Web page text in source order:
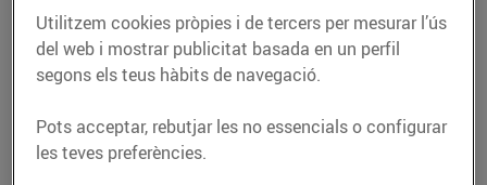
estat substituïdes per sobres de paper
100% compostables
Utilitzem cookies pròpies i de tercers per mesurar l’ús
del web i mostrar publicitat basada en un perfil
segons els teus hàbits de navegació.
Pots acceptar, rebutjar les no essencials o configurar
les teves preferències.